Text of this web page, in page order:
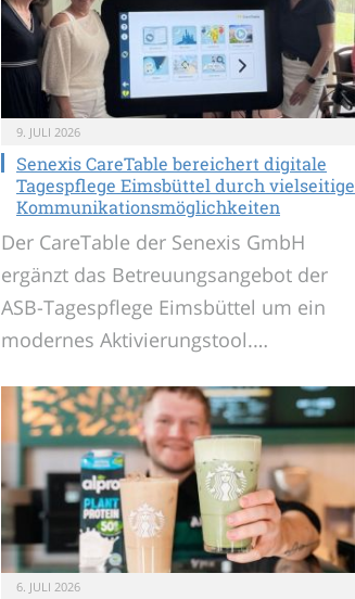
9. JULI 2026
Senexis CareTable bereichert digitale
Tagespflege Eimsbüttel durch vielseitige
Kommunikationsmöglichkeiten
Der CareTable der Senexis GmbH
ergänzt das Betreuungsangebot der
ASB-Tagespflege Eimsbüttel um ein
modernes Aktivierungstool.…
6. JULI 2026